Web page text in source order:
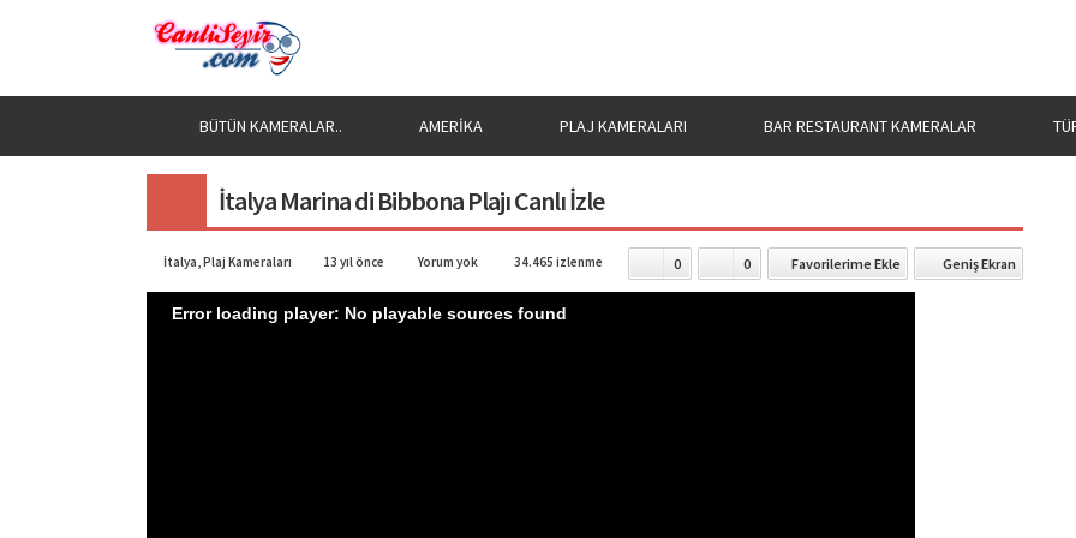
BÜTÜN KAMERALAR.. AMERIKA PLAJ KAMERALARI BAR RESTAURANT KAMERALAR
İtalya Marina di Bibbona Plajı Canlı İzle
İtalya,Plaj Kameraları 13 yıl önce Yorum yok 34.465 izlenme 0 0 Favorilerime Ekle Geniş Ekran
Error loading player: No playable sources found